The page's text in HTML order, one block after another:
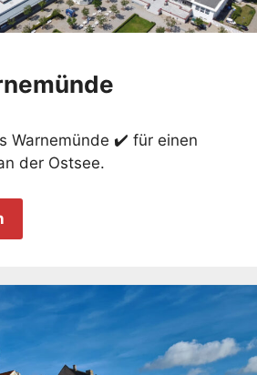
Warnemünde ✔️ für einen
der Ostsee.